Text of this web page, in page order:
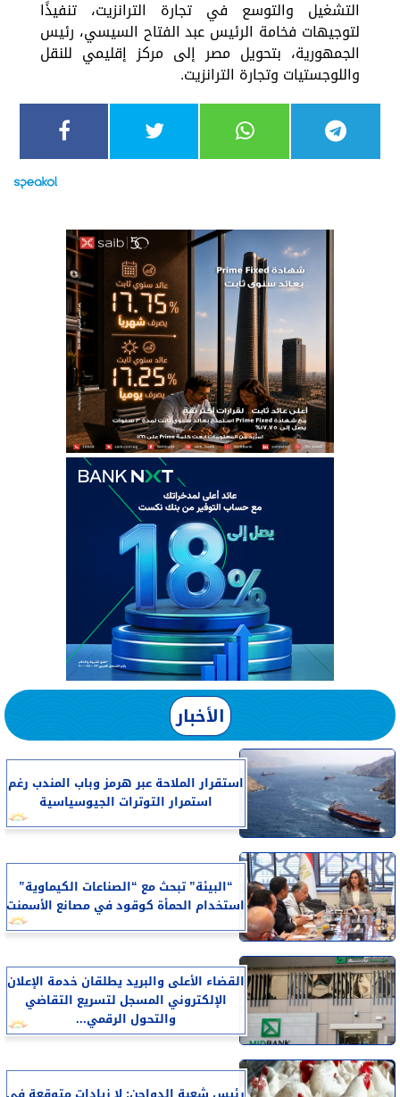
التشغيل والتوسع في تجارة الترانزيت، تنفيذًا
لتوجيهات فخامة الرئيس عبد الفتاح السيسي، رئيس
الجمهورية، بتحويل مصر إلى مركز إقليمي للنقل
واللوجستيات وتجارة الترانزيت.
الأخبار
استقرار الملاحة عبر هرمز وباب المندب رغم
استمرار التوترات الجيوسياسية
“البيئة” تبحث مع “الصناعات الكيماوية”
استخدام الحمأة كوقود في مصانع الأسمنت
القضاء الأعلى والبريد يطلقان خدمة الإعلان
الإلكتروني المسجل لتسريع التقاضي
والتحول الرقمي...